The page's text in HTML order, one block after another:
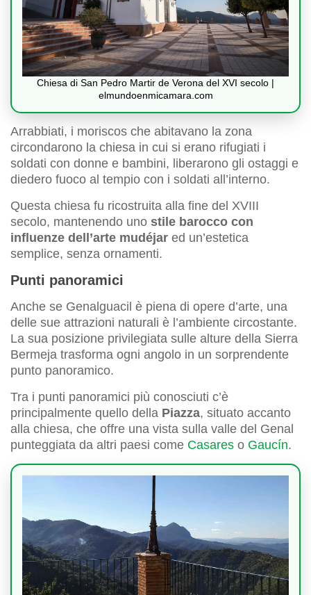
Chiesa di San Pedro Martir de Verona del XVI secolo |
elmundoenmicamara.com
Arrabbiati, i moriscos che abitavano la zona
circondarono la chiesa in cui si erano rifugiati i
soldati con donne e bambini, liberarono gli ostaggi e
diedero fuoco al tempio con i soldati all’interno.
Questa chiesa fu ricostruita alla fine del XVIII
secolo, mantenendo uno stile barocco con
influenze dell’arte mudéjar ed un’estetica
semplice, senza ornamenti.
Punti panoramici
Anche se Genalguacil è piena di opere d’arte, una
delle sue attrazioni naturali è l’ambiente circostante.
La sua posizione privilegiata sulle alture della Sierra
Bermeja trasforma ogni angolo in un sorprendente
punto panoramico.
Tra i punti panoramici più conosciuti c’è
principalmente quello della Piazza, situato accanto
alla chiesa, che offre una vista sulla valle del Genal
punteggiata da altri paesi come Casares o Gaucín.